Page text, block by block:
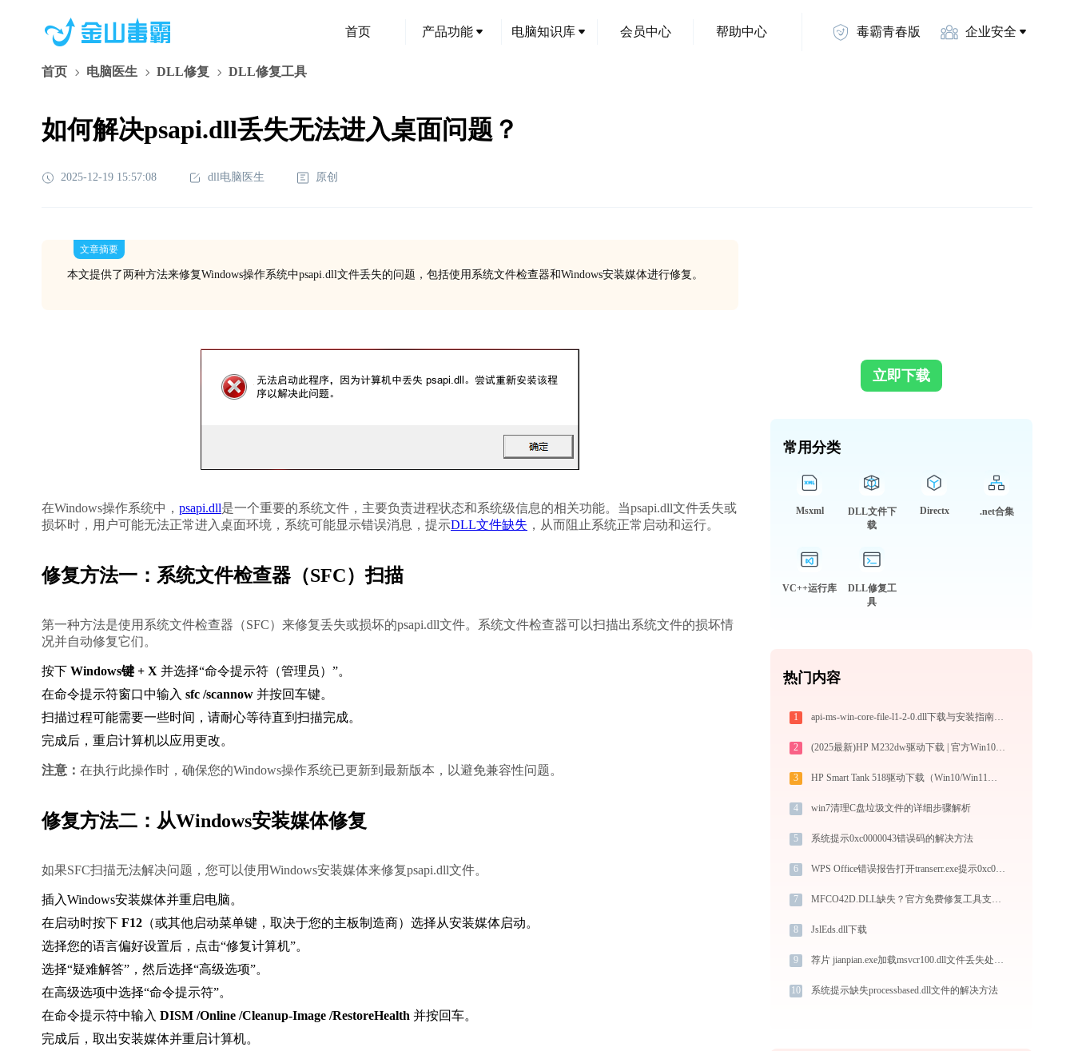
首页 产品功能 电脑知识库 会员中心 帮助中心 毒霸青春版 企业安全
首页 电脑医生 DLL修复 DLL修复工具
如何解决psapi.dll丢失无法进入桌面问题？
2025-12-19 15:57:08 dll电脑医生 原创
文章摘要
本文提供了两种方法来修复Windows操作系统中psapi.dll文件丢失的问题，包括使用系统文件检查器和Windows安装媒体进行修复。
在Windows操作系统中， psapi.dll是一个重要的系统文件，主要负责进程状态和系统级信息的相关功能。当psapi.dll文件丢失或
损坏时，用户可能无法正常进入桌面环境，系统可能显示错误消息，提示DLL文件缺失 ，从而阻止系统正常启动和运行。
修复方法一：系统文件检查器（SFC）扫描
第一种方法是使用系统文件检查器（SFC）来修复丢失或损坏的psapi.dll文件。系统文件检查器可以扫描出系统文件的损坏情
况并自动修复它们。
按下 Windows键 + X 并选择“命令提示符（管理员）”。
在命令提示符窗口中输入 sfc /scannow 并按回车键。
扫描过程可能需要一些时间，请耐心等待直到扫描完成。
完成后，重启计算机以应用更改。
注意： 在执行此操作时，确保您的Windows操作系统已更新到最新版本，以避免兼容性问题。
修复方法二：从Windows安装媒体修复
如果SFC扫描无法解决问题，您可以使用Windows安装媒体来修复psapi.dll文件。
插入Windows安装媒体并重启电脑。
在启动时按下 F12 （或其他启动菜单键，取决于您的主板制造商）选择从安装媒体启动。
选择您的语言偏好设置后，点击“修复计算机”。
选择“疑难解答”，然后选择“高级选项”。
在高级选项中选择“命令提示符”。
在命令提示符中输入 DISM /Online /Cleanup-Image /RestoreHealth 并按回车。
完成后，取出安装媒体并重启计算机。
立即下载
常用分类
Msxml
DLL文件下
载
Directx .net合集
VC++运行库
DLL修复工
具
热门内容
1 api-ms-win-core-file-l1-2-0.dll下载与安装指南：解决DLL缺失问题的完整方案
2 (2025最新)HP M232dw驱动下载 | 官方Win10/Win11兼容
3 HP Smart Tank 518驱动下载（Win10/Win11）官方安装图文教程
4 win7清理C盘垃圾文件的详细步骤解析
5 系统提示0xc0000043错误码的解决方法
6 WPS Office错误报告打开transerr.exe提示0xc000000d错误码怎么办
7 MFCO42D.DLL缺失？官方免费修复工具支持32/64位一键修复
8 JslEds.dll下载
9 荐片 jianpian.exe加载msvcr100.dll文件丢失处理办法
10 系统提示缺失processbased.dll文件的解决方法